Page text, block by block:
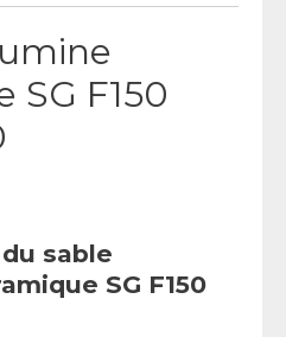
SG F150
sable
SG F150